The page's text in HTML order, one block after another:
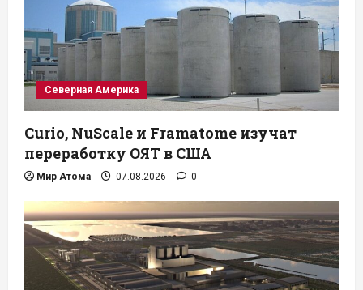
Северная Америка
Curio, NuScale и Framatome изучат
переработку ОЯТ в США
Мир Атома 07.08.2026 0